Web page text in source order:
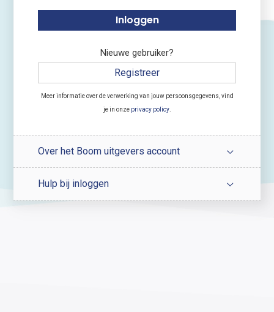
Nieuwe gebruiker?
Registreer
Meer informatie over de verwerking van jouw persoonsgegevens, vind
je in onze privacy policy.
Over het Boom uitgevers account
Hulp bij inloggen